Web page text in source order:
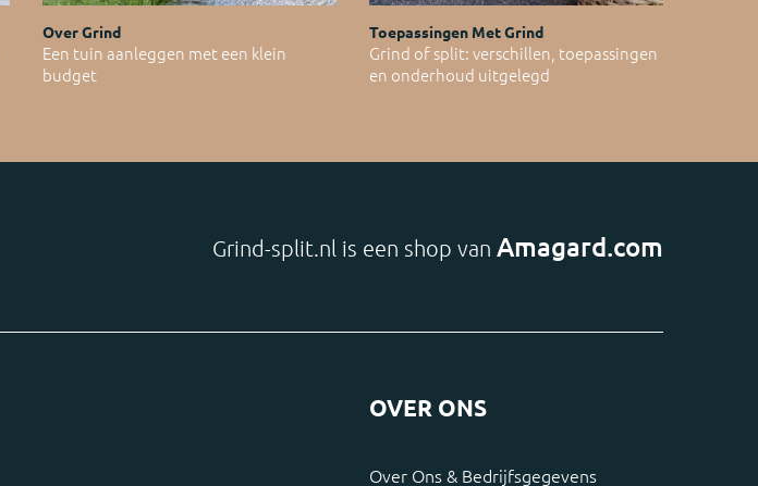
Over Grind
Een tuin aanleggen met een klein
budget
Toepassingen Met Grind
Grind of split: verschillen, toepassingen
en onderhoud uitgelegd
Grind-split.nl is een shop van Amagard.com
OVER ONS
Over Ons & Bedrijfsgegevens